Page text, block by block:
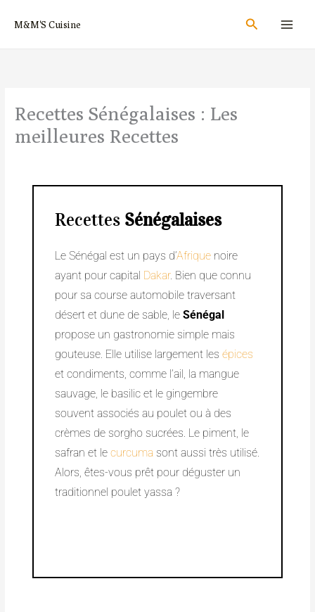
M&M'S Cuisine Rechercher
Recettes Sénégalaises : Les
meilleures Recettes
Recettes Sénégalaises
Le Sénégal est un pays d’Afrique noire
ayant pour capital Dakar. Bien que connu
pour sa course automobile traversant
désert et dune de sable, leSénégal
propose un gastronomie simple mais
gouteuse. Elle utilise largement lesépices
et condiments, comme l’ail, la mangue
sauvage, le basilic et le gingembre
souvent associés au poulet ou à des
crèmes de sorgho sucrées. Le piment, le
safran et lecurcuma sont aussi très utilisé.
Alors, êtes-vous prêt pour déguster un
traditionnel poulet yassa ?